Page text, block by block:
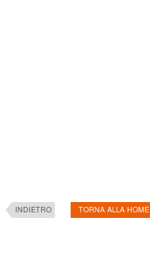
INDIETRO TORNA ALLA HOME